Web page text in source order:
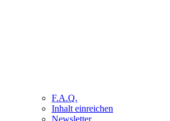
F.A.Q.
Inhalt einreichen
Newsletter